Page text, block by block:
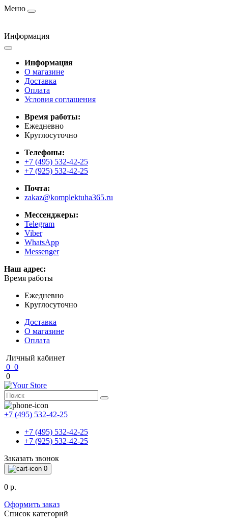
Меню
Информация
Информация
О магазине
Доставка
Оплата
Условия соглашения
Время работы:
Ежедневно
Круглосуточно
Телефоны:
+7 (495) 532-42-25
+7 (925) 532-42-25
Почта:
zakaz@komplektuha365.ru
Мессенджеры:
Telegram
Viber
WhatsApp
Messenger
Наш адрес:
Время работы
Ежедневно
Круглосуточно
Доставка
О магазине
Оплата
Личный кабинет
0 0
0
+7 (495) 532-42-25
+7 (495) 532-42-25
+7 (925) 532-42-25
Заказать звонок
0
0 р.
Оформить заказ
Список категорий